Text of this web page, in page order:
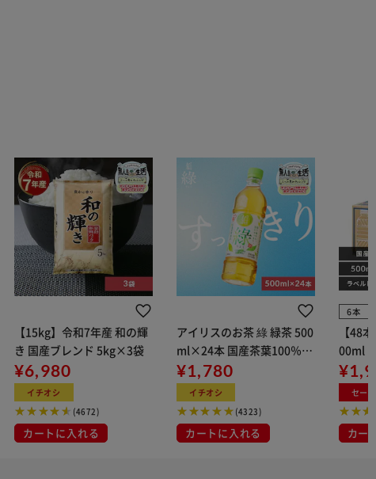
【15kg】令和7年産 和の輝
き 国産ブレンド 5kg×3袋
¥6,980
イチオシ
(4672)
カートに入れる
アイリスのお茶 綠 緑茶 500
ml×24本 国産茶葉100％使
用
¥1,780
イチオシ
(4323)
カートに入れる
6本
【48
00ml
セール
カー